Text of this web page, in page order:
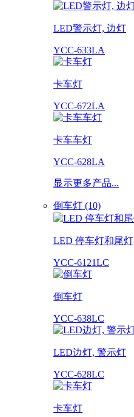
LED警示灯, 边灯
YCC-633LA
卡车灯
YCC-672LA
卡车车灯
YCC-628LA
显示更多产品...
倒车灯 (10)
LED 停车灯和尾灯
YCC-6121LC
倒车灯
YCC-638LC
LED边灯, 警示灯
YCC-628LC
卡车灯